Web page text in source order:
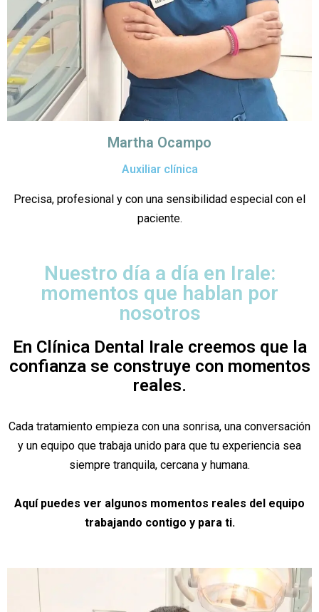
Martha Ocampo
Auxiliar clínica
Precisa, profesional y con una sensibilidad especial con el
paciente.
Nuestro día a día en Irale:
momentos que hablan por
nosotros
En Clínica Dental Irale creemos que la
confianza se construye con momentos
reales.
Cada tratamiento empieza con una sonrisa, una conversación
y un equipo que trabaja unido para que tu experiencia sea
siempre tranquila, cercana y humana.
Aquí puedes ver algunos momentos reales del equipo
trabajando contigo y para ti.